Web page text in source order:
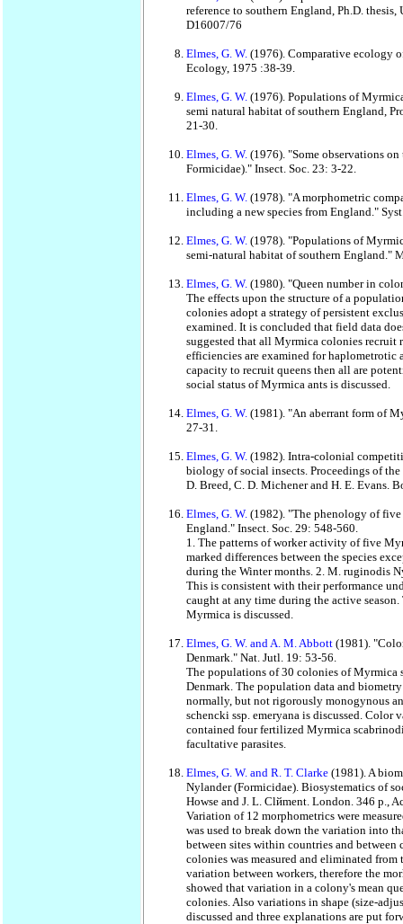
reference to southern England, Ph.D.
D16007/76
Elmes, G. W.(1976). Comparative ecology
Ecology, 1975 :38-39.
Elmes, G. W.(1976). Populations of
semi natural habitat of southern England,
21-30.
Elmes, G. W.(1976). "Some observations
Formicidae)." Insect. Soc. 23: 3-22.
Elmes, G. W.(1978). "A morphometric
including a new species from England."
Elmes, G. W.(1978). "Populations of
semi-natural habitat of southern England."
Elmes, G. W.(1980). "Queen number in
The effects upon the structure of a
colonies adopt a strategy of persistent
examined. It is concluded that field data
suggested that all Myrmica colonies recruit
efficiencies are examined for haplometrotic
capacity to recruit queens then all are
social status of Myrmica ants is discussed.
Elmes, G. W.(1981). "An aberrant form of
27-31.
Elmes, G. W.(1982). Intra-colonial
biology of social insects. Proceedings of
D. Breed, C. D. Michener and H. E. Evans.
Elmes, G. W.(1982). "The phenology of
England." Insect. Soc. 29: 548-560.
1. The patterns of worker activity of five
marked differences between the species
during the Winter months. 2. M. ruginodis
This is consistent with their performance
caught at any time during the active
Myrmica is discussed.
Elmes, G. W. and A. M. Abbott(1981).
Denmark." Nat. Jutl. 19: 53-56.
The populations of 30 colonies of Myrmica
Denmark. The population data and
normally, but not rigorously monogynous
schencki ssp. emeryana is discussed.
contained four fertilized Myrmica
facultative parasites.
Elmes, G. W. and R. T. Clarke(1981). A
Nylander (Formicidae). Biosystematics of
Howse and J. L. Clйment. London. 346 p.,
Variation of 12 morphometrics were
was used to break down the variation into
between sites within countries and
colonies was measured and eliminated
variation between workers, therefore the
showed that variation in a colony's mean
colonies. Also variations in shape (size-
discussed and three explanations are put